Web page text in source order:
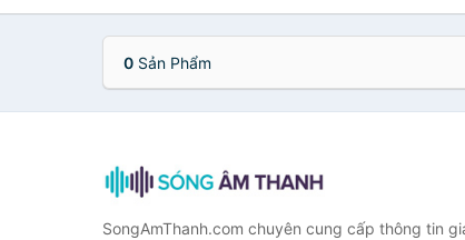
0 Sản Phẩm
SongAmThanh.com chuyên cung cấp thông tin